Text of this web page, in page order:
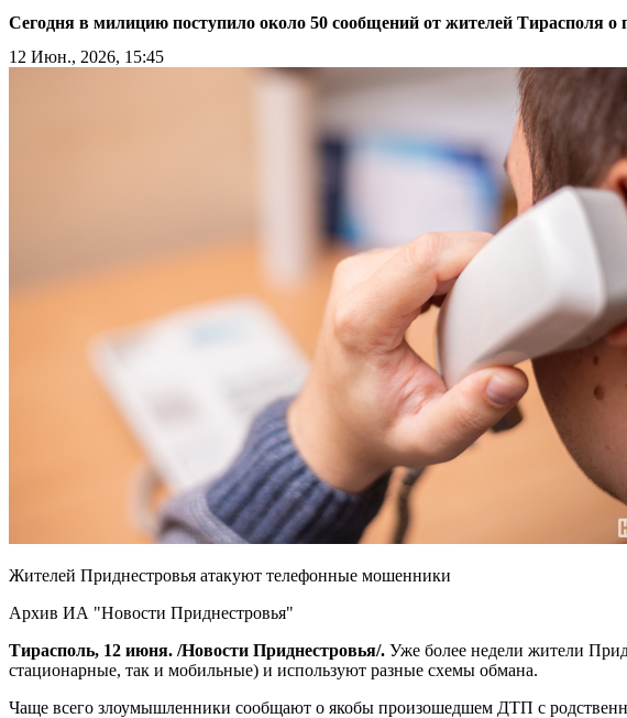
Сегодня в милицию поступило около 50 сообщений от жителей Тирасполя о
12 Июн., 2026, 15:45
Жителей Приднестровья атакуют телефонные мошенники
Архив ИА "Новости Приднестровья"
Тирасполь, 12 июня. /Новости Приднестровья/. Уже более недели жители
стационарные, так и мобильные) и используют разные схемы обмана.
Чаще всего злоумышленники сообщают о якобы произошедшем ДТП с